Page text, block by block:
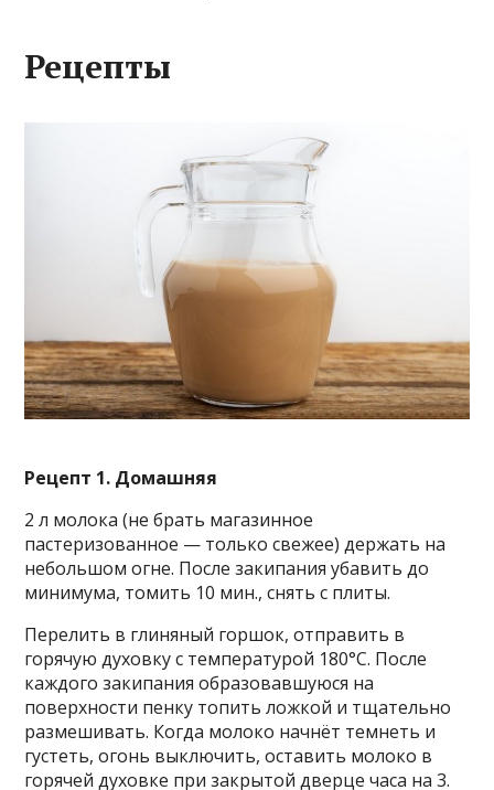
Рецепты
Рецепт 1. Домашняя
2 л молока (не брать магазинное
пастеризованное — только свежее) держать на
небольшом огне. После закипания убавить до
минимума, томить 10 мин., снять с плиты.
Перелить в глиняный горшок, отправить в
горячую духовку с температурой 180°С. После
каждого закипания образовавшуюся на
поверхности пенку топить ложкой и тщательно
размешивать. Когда молоко начнёт темнеть и
густеть, огонь выключить, оставить молоко в
горячей духовке при закрытой дверце часа на 3.